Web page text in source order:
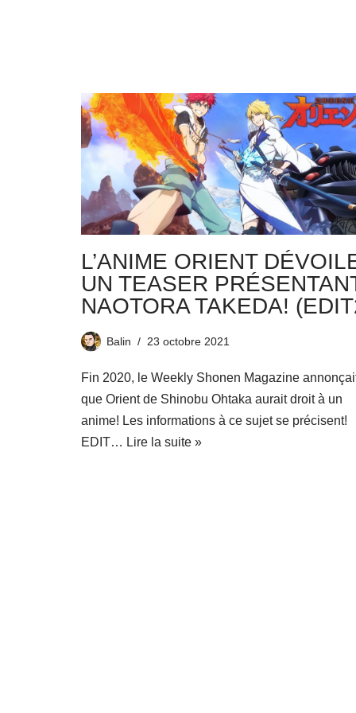
L’ANIME ORIENT
UN TEASER
NAOTORA TAKEDA!
Balin 23 octobre 2021
Fin 2020, le Weekly Shonen Magazine
que Orient de Shinobu Ohtaka aurait droit à un
anime! Les informations à ce sujet se précisent!
EDIT… Lire la suite »